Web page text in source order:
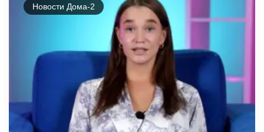
Новости Дома-2